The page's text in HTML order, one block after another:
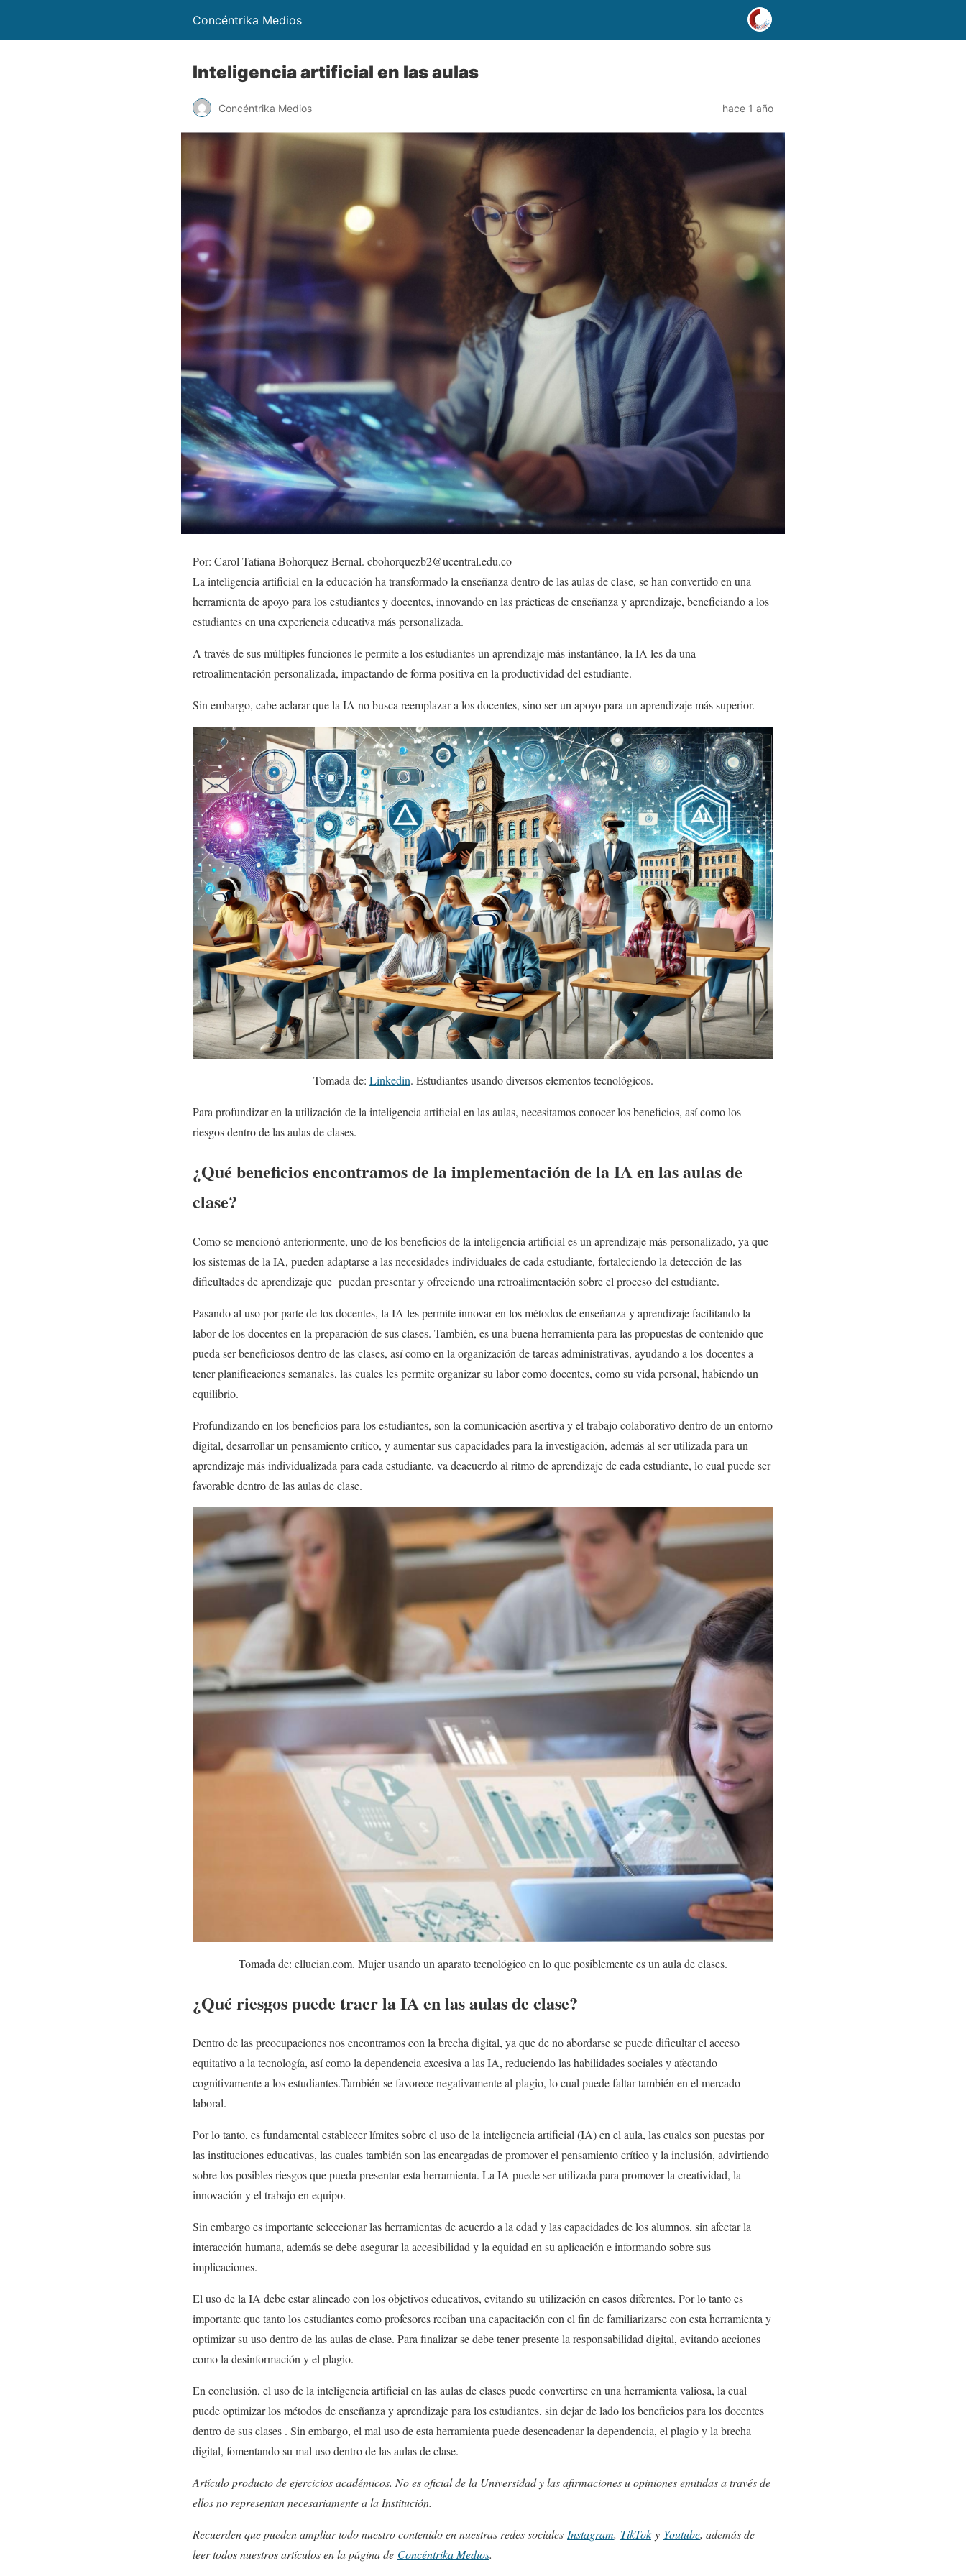
Concéntrika Medios
Inteligencia artificial en las aulas
Concéntrika Medios hace 1 año
Por: Carol Tatiana Bohorquez Bernal. cbohorquezb2@ucentral.edu.co
La inteligencia artificial en la educación ha transformado la enseñanza dentro de las aulas de clase, se han convertido en una
herramienta de apoyo para los estudiantes y docentes, innovando en las prácticas de enseñanza y aprendizaje, beneficiando a los
estudiantes en una experiencia educativa más personalizada.
A través de sus múltiples funciones le permite a los estudiantes un aprendizaje más instantáneo, la IA les da una
retroalimentación personalizada, impactando de forma positiva en la productividad del estudiante.
Sin embargo, cabe aclarar que la IA no busca reemplazar a los docentes, sino ser un apoyo para un aprendizaje más superior.
Tomada de: Linkedin. Estudiantes usando diversos elementos tecnológicos.
Para profundizar en la utilización de la inteligencia artificial en las aulas, necesitamos conocer los beneficios, así como los
riesgos dentro de las aulas de clases.
¿Qué beneficios encontramos de la implementación de la IA en las aulas de
clase?
Como se mencionó anteriormente, uno de los beneficios de la inteligencia artificial es un aprendizaje más personalizado, ya que
los sistemas de la IA, pueden adaptarse a las necesidades individuales de cada estudiante, fortaleciendo la detección de las
dificultades de aprendizaje que puedan presentar y ofreciendo una retroalimentación sobre el proceso del estudiante.
Pasando al uso por parte de los docentes, la IA les permite innovar en los métodos de enseñanza y aprendizaje facilitando la
labor de los docentes en la preparación de sus clases. También, es una buena herramienta para las propuestas de contenido que
pueda ser beneficiosos dentro de las clases, así como en la organización de tareas administrativas, ayudando a los docentes a
tener planificaciones semanales, las cuales les permite organizar su labor como docentes, como su vida personal, habiendo un
equilibrio.
Profundizando en los beneficios para los estudiantes, son la comunicación asertiva y el trabajo colaborativo dentro de un entorno
digital, desarrollar un pensamiento crítico, y aumentar sus capacidades para la investigación, además al ser utilizada para un
aprendizaje más individualizada para cada estudiante, va deacuerdo al ritmo de aprendizaje de cada estudiante, lo cual puede ser
favorable dentro de las aulas de clase.
Tomada de: ellucian.com. Mujer usando un aparato tecnológico en lo que posiblemente es un aula de clases.
¿Qué riesgos puede traer la IA en las aulas de clase?
Dentro de las preocupaciones nos encontramos con la brecha digital, ya que de no abordarse se puede dificultar el acceso
equitativo a la tecnología, así como la dependencia excesiva a las IA, reduciendo las habilidades sociales y afectando
cognitivamente a los estudiantes.También se favorece negativamente al plagio, lo cual puede faltar también en el mercado
laboral.
Por lo tanto, es fundamental establecer límites sobre el uso de la inteligencia artificial (IA) en el aula, las cuales son puestas por
las instituciones educativas, las cuales también son las encargadas de promover el pensamiento crítico y la inclusión, advirtiendo
sobre los posibles riesgos que pueda presentar esta herramienta. La IA puede ser utilizada para promover la creatividad, la
innovación y el trabajo en equipo.
Sin embargo es importante seleccionar las herramientas de acuerdo a la edad y las capacidades de los alumnos, sin afectar la
interacción humana, además se debe asegurar la accesibilidad y la equidad en su aplicación e informando sobre sus
implicaciones.
El uso de la IA debe estar alineado con los objetivos educativos, evitando su utilización en casos diferentes. Por lo tanto es
importante que tanto los estudiantes como profesores reciban una capacitación con el fin de familiarizarse con esta herramienta y
optimizar su uso dentro de las aulas de clase. Para finalizar se debe tener presente la responsabilidad digital, evitando acciones
como la desinformación y el plagio.
En conclusión, el uso de la inteligencia artificial en las aulas de clases puede convertirse en una herramienta valiosa, la cual
puede optimizar los métodos de enseñanza y aprendizaje para los estudiantes, sin dejar de lado los beneficios para los docentes
dentro de sus clases . Sin embargo, el mal uso de esta herramienta puede desencadenar la dependencia, el plagio y la brecha
digital, fomentando su mal uso dentro de las aulas de clase.
Artículo producto de ejercicios académicos. No es oficial de la Universidad y las afirmaciones u opiniones emitidas a través de
ellos no representan necesariamente a la Institución.
Recuerden que pueden ampliar todo nuestro contenido en nuestras redes sociales Instagram, TikTok y Youtube, además de
leer todos nuestros artículos en la página de Concéntrika Medios.